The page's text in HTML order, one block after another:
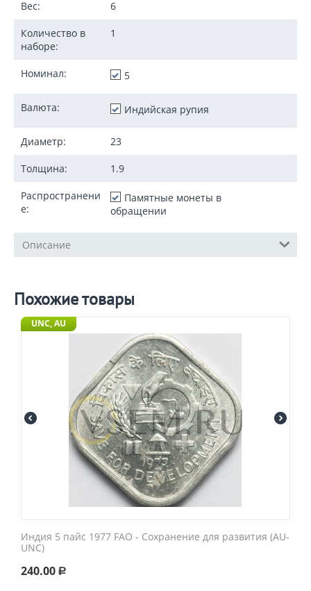
Вес: 6
Количество в
наборе:
1
Номинал: 5
Валюта: Индийская рупия
Диаметр: 23
Толщина: 1.9
Распространени
е:
Памятные монеты в
обращении
Описание
Похожие товары
UNC, AU
Индия 5 пайс 1977 FAO - Сохранение для развития (AU-
UNC)
240.00 Р